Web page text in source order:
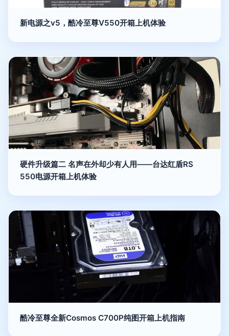
新电源之v5，酷冷至尊V550开箱上机体验
硬件升级篇二 名声在外却少有人用——台达红盾RS
550电源开箱上机体验
酷冷至尊全新Cosmos C700P纯图开箱上机指南